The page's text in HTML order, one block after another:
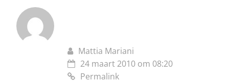
Mattia Mariani
24 maart 2010 om 08:20
Permalink